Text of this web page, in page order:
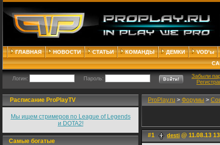
ГЛАВНАЯ НОВОСТИ СТАТЬИ КОМАНДЫ ДЕМКИ
VOD'ы
Логин: Пароль:
Забыли
Расписание ProPlayTV
Мы ищем стримеров по League of Legends
и DOTA2!
Самые богатые
ProPlay.ru > Форумы >
#1 desti @ 11.08.13